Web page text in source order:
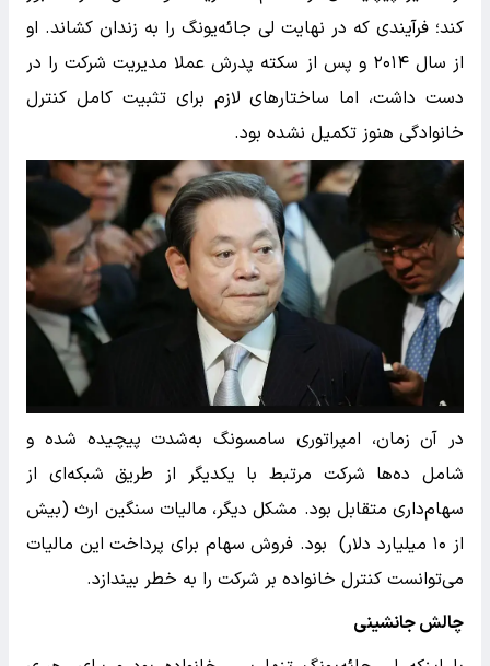
کند؛ فرآیندی که در نهایت لی جائه‌یونگ را به زندان کشاند. او
از سال ۲۰۱۴ و پس از سکته پدرش عملا مدیریت شرکت را در
دست داشت، اما ساختارهای لازم برای تثبیت کامل کنترل
خانوادگی هنوز تکمیل نشده بود.
در آن زمان، امپراتوری سامسونگ به‌شدت پیچیده شده و
شامل ده‌ها شرکت مرتبط با یکدیگر از طریق شبکه‌ای از
سهام‌داری متقابل بود. مشکل دیگر، مالیات سنگین ارث (بیش
از ۱۰ میلیارد دلار) بود. فروش سهام برای پرداخت این مالیات
می‌توانست کنترل خانواده بر شرکت را به خطر بیندازد.
چالش جانشینی